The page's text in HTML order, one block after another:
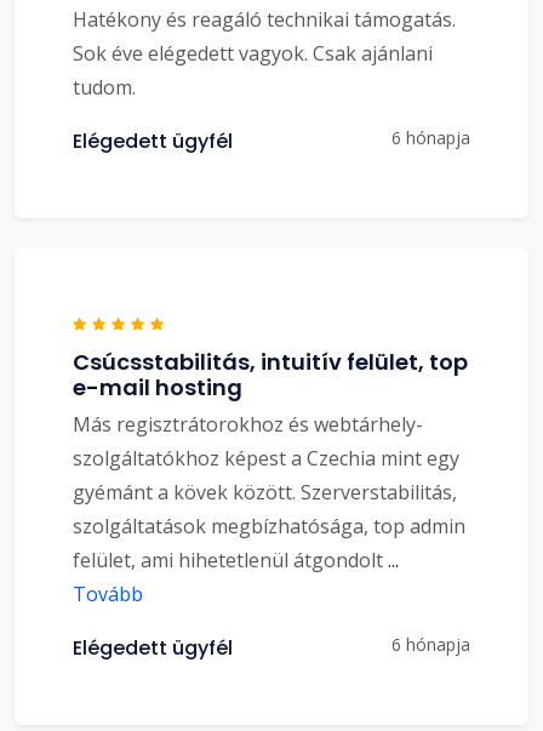
Hatékony és reagáló technikai támogatás.
Sok éve elégedett vagyok. Csak ajánlani
tudom.
Elégedett ügyfél 6 hónapja
Csúcsstabilitás, intuitív felület, top
e-mail hosting
Más regisztrátorokhoz és webtárhely-
szolgáltatókhoz képest a Czechia mint egy
gyémánt a kövek között. Szerverstabilitás,
szolgáltatások megbízhatósága, top admin
felület, ami hihetetlenül átgondolt...
Tovább
Elégedett ügyfél 6 hónapja